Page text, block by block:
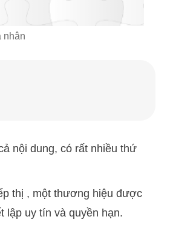
nhân
nội dung, có rất nhiều thứ
thị , một thương hiệu được
lập uy tín và quyền hạn.